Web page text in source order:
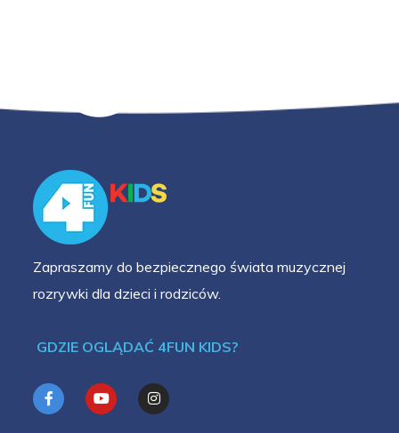
Zapraszamy do bezpiecznego świata muzycznej
rozrywki dla dzieci i rodziców.
GDZIE OGLĄDAĆ 4FUN KIDS?